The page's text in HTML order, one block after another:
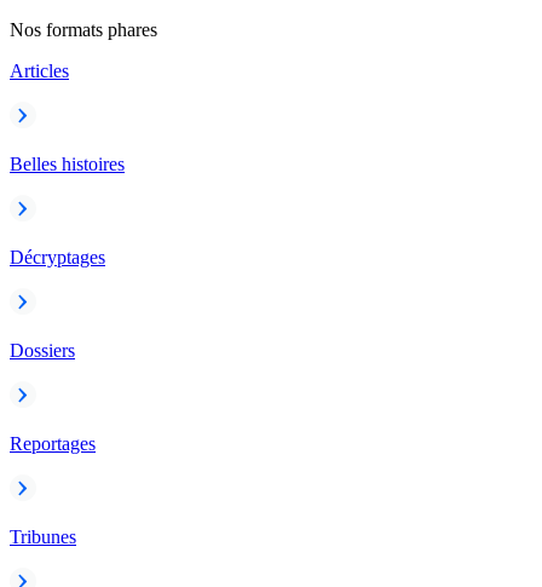
Nos formats phares
Articles
Belles histoires
Décryptages
Dossiers
Reportages
Tribunes